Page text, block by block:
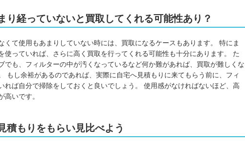
り経っていないと買取してくれる可能性あり？
くて使用もあまりしていない時には、買取になるケースもあります。 特にま
使っていれば、さらに高く買取を行ってくれる可能性も十分にあります。 た
でも、フィルターの中が汚くなっているなど何か難があれば、買取が難しくな
もし余裕があるのであれば、実際に自宅へ見積もりに来てもらう前に、フィ
れば自分で掃除をしておくと良いでしょう。 使用感がなければないほど、高
高いです。
積もりをもらい見比べよう